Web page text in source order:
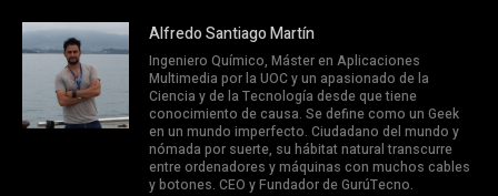
Alfredo Santiago Martín
Ingeniero Químico, Máster en Aplicaciones
Multimedia por la UOC y un apasionado de la
Ciencia y de la Tecnología desde que tiene
conocimiento de causa. Se define como un Geek
en un mundo imperfecto. Ciudadano del mundo y
nómada por suerte, su hábitat natural transcurre
entre ordenadores y máquinas con muchos cables
y botones. CEO y Fundador de GurúTecno.